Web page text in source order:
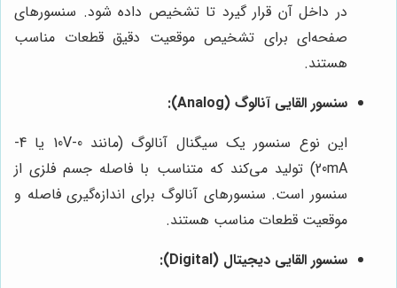
در داخل آن قرار گیرد تا تشخیص داده شود. سنسورهای
صفحه‌ای برای تشخیص موقعیت دقیق قطعات مناسب
هستند.
سنسور القایی آنالوگ (Analog):
این نوع سنسور یک سیگنال آنالوگ (مانند 0-10V یا 4-
20mA) تولید می‌کند که متناسب با فاصله جسم فلزی از
سنسور است. سنسورهای آنالوگ برای اندازه‌گیری فاصله و
موقعیت قطعات مناسب هستند.
سنسور القایی دیجیتال (Digital):